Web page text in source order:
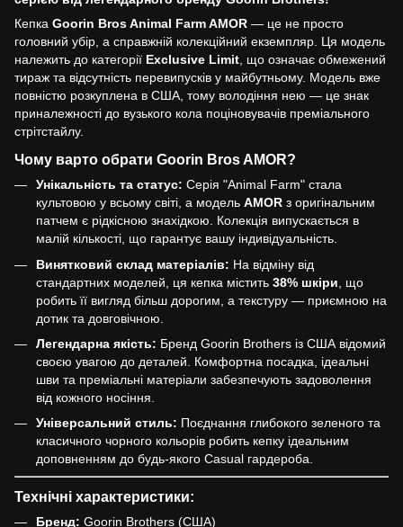
Кепка Goorin Bros Animal Farm AMOR — це не просто
головний убір, а справжній колекційний екземпляр. Ця модель
належить до категорії Exclusive Limit, що означає обмежений
тираж та відсутність перевипусків у майбутньому. Модель вже
повністю розкуплена в США, тому володіння нею — це знак
приналежності до вузького кола поціновувачів преміального
стрітстайлу.
Чому варто обрати Goorin Bros AMOR?
Унікальність та статус: Серія "Animal Farm" стала
культовою у всьому світі, а модель AMOR з оригінальним
патчем є рідкісною знахідкою. Колекція випускається в
малій кількості, що гарантує вашу індивідуальність.
Винятковий склад матеріалів: На відміну від
стандартних моделей, ця кепка містить 38% шкіри , що
робить її вигляд більш дорогим, а текстуру — приємною на
дотик та довговічною.
Легендарна якість: Бренд Goorin Brothers із США відомий
своєю увагою до деталей. Комфортна посадка, ідеальні
шви та преміальні матеріали забезпечують задоволення
від кожного носіння.
Універсальний стиль: Поєднання глибокого зеленого та
класичного чорного кольорів робить кепку ідеальним
доповненням до будь-якого Casual гардероба.
Технічні характеристики:
Бренд: Goorin Brothers (США)